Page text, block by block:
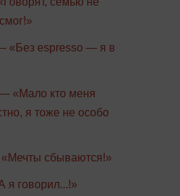
«Без espresso — я в
«Мало кто меня
я тоже не особо
сбываются!»
говорил...!»